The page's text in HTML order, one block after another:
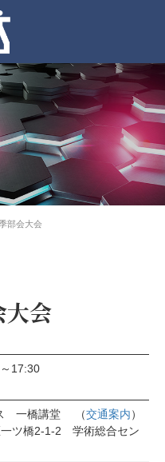
部会大会
大会
17:30
ス 一橋講堂 （交通案内）
ツ橋2-1-2 学術総合セン